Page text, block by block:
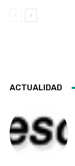
ACTUALIDAD